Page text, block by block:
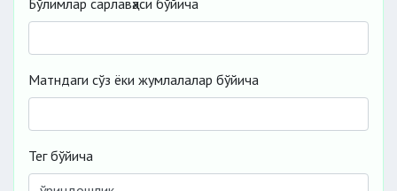
Бўлимлар сарлавҳаси бўйича
Матндаги сўз ёки жумлалалар бўйича
Тег бўйича